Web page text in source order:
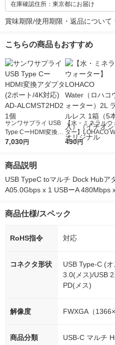
在庫確認住所：東京都にお届け
賞味期限/使用期限・返品について
こちらの商品もおすすめ
サンワサプライ USB
Type CーHDMI変換ア
ダプタ(2ポート/4K対
7,030円
【水・ミネラルウ
ター】LOHACO
r（ロハコウォータ
490円
商品説明
USB TypeC toマルチ Dock Hubア
A05.0Gbps x 1 USBーA 480Mbps
商品仕様/スペック
RoHS指令 対応
コネクタ形状
USB Type-C (
3.0(メス)/USB
PD(メス)
解像度 FWXGA（
商品分類 USB-C マルチ